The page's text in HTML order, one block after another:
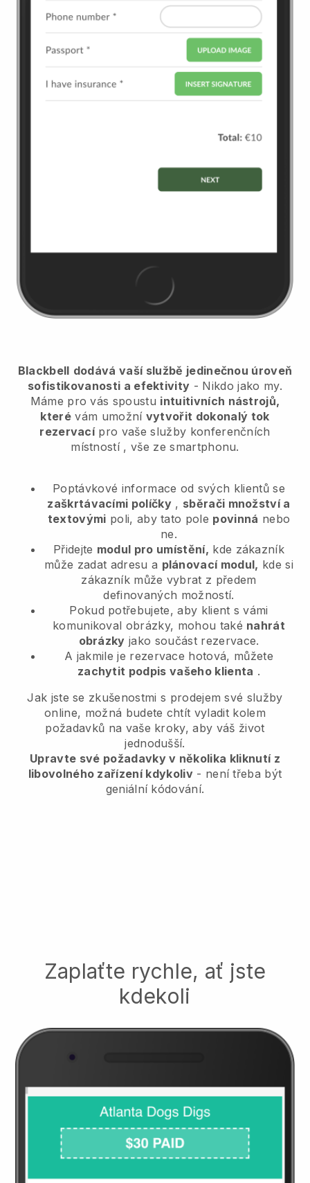
Blackbell dodává vaší službě jedinečnou úroveň
sofistikovanosti a efektivity - Nikdo jako my.
Máme pro vás spoustu intuitivních nástrojů,
které vám umožní vytvořit dokonalý tok
rezervací pro vaše služby konferenčních
místností, vše ze smartphonu.
Poptávkové informace od svých klientů se
zaškrtávacími políčky , sběrači množství a
textovými poli, aby tato pole povinná nebo
ne.
Přidejte modul pro umístění, kde zákazník
může zadat adresu a plánovací modul, kde si
zákazník může vybrat z předem
definovaných možností.
Pokud potřebujete, aby klient s vámi
komunikoval obrázky, mohou také nahrát
obrázky jako součást rezervace.
A jakmile je rezervace hotová, můžete
zachytit podpis vašeho klienta .
Jak jste se zkušenostmi s prodejem své služby
online, možná budete chtít vyladit kolem
požadavků na vaše kroky, aby váš život
jednodušší.
Upravte své požadavky v několika kliknutí z
libovolného zařízení kdykoliv- není třeba být
geniální kódování.
Zaplaťte rychle, ať jste
kdekoli